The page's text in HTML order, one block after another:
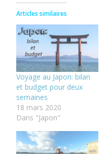
Articles similaires
Voyage au Japon: bilan
et budget pour deux
semaines
18 mars 2020
Dans "Japon"